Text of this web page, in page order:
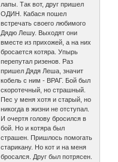
лапы. Так вот, друг пришел
ОДИН. Кабася пошел
встречать своего любимого
Дядю Лешу. Выходят они
вместе из прихожей, а на них
бросается котяра. Упырь
перепутал ризенов. Раз
пришел Дядя Леша, значит
кобель с ним - ВРАГ. Бой был
скоротечный, но страшный.
Пес у меня хотя и старый, но
никогда в жизни не отступал.
И очертя голову бросился в
бой. Но и котяра был
страшен. Пришлось помогать
старикану. Но кот и на меня
бросался. Друг был потрясен.